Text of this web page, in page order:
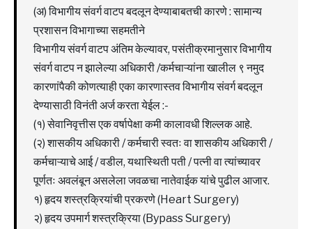
(अ) विभागीय संवर्ग वाटप बदलून देण्याबाबतची कारणे : सामान्य
प्रशासन विभागाच्या सहमतीने
विभागीय संवर्ग वाटप अंतिम केल्यावर, पसंतीक्रमानुसार विभागीय
संवर्ग वाटप न झालेल्या अधिकारी /कर्मचाऱ्यांना खालील ९ नमुद
कारणांपैकी कोणत्याही एका कारणास्तव विभागीय संवर्ग बदलून
देण्यासाठी विनंती अर्ज करता येईल :-
(१) सेवानिवृत्तीस एक वर्षापेक्षा कमी कालावधी शिल्लक आहे.
(२) शासकीय अधिकारी / कर्मचारी स्वतः वा शासकीय अधिकारी /
कर्मचाऱ्याचे आई / वडील, यथास्थिती पती / पत्नी वा त्यांच्यावर
पूर्णतः अवलंबून असलेला जवळचा नातेवाईक यांचे पुढील आजार.
१) हृदय शस्त्रक्रियांची प्रकरणे (Heart Surgery)
२) हृदय उपमार्ग शस्त्रक्रिया (Bypass Surgery)